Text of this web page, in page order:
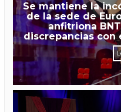
Se mantiene la
de la sede de
anfitriona
discrepancias con